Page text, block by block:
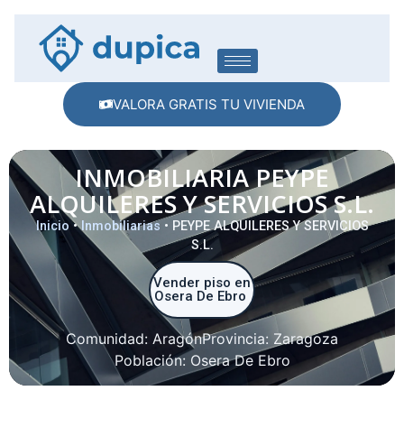
VALORA GRATIS TU VIVIENDA
INMOBILIARIA PEYPE
ALQUILERES Y SERVICIOS S.L.
Inicio•Inmobiliarias • PEYPE ALQUILERES Y SERVICIOS
S.L.
Vender piso en
Osera De Ebro
Comunidad: AragónProvincia: Zaragoza
Población: Osera De Ebro